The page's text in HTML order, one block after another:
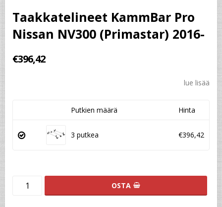
Taakkatelineet KammBar Pro
Nissan NV300 (Primastar) 2016-
€396,42
lue lisää
Putkien määrä Hinta
3 putkea €396,42
OSTA